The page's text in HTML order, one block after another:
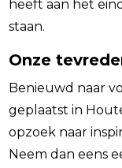
heeft aan het
staan.
Onze
Benieuwd naar
geplaatst in
opzoek naar
Neem dan eens